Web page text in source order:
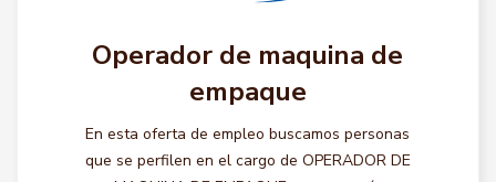
Operador de maquina de
empaque
En esta oferta de empleo buscamos personas
que se perfilen en el cargo de OPERADOR DE